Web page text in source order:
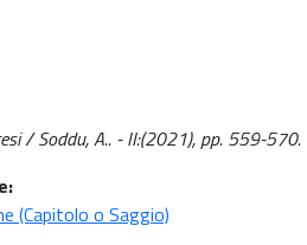
/ Soddu, A.. - II:(2021), pp. 559-570.
(Capitolo o Saggio)